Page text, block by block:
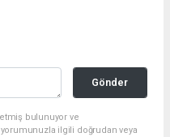
Gönder
etmiş bulunuyor ve
ilgili doğrudan veya